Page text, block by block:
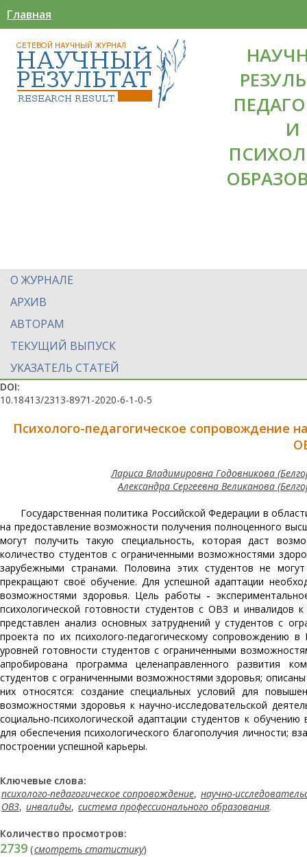
Главная
И
О ЖУРНАЛЕ
АРХИВ
АВТОРАМ
ТЕКУЩИЙ ВЫПУСК
УКАЗАТЕЛЬ СТАТЕЙ
DOI:
10.18413/2313-8971-2020-6-1-0-5
Психолого-педагогическое сопровождение
Лариса Владимировна Годовникова
Александра Сергеевна Великанова
Государственная политика Российской Федерации в
на предоставление возможности получения полноценного
могут получить такую специальность, которая даст
количество студентов с ограниченными возможностями
зарубежными странами. Половина этих студентов не
прекращают своё обучение. Для успешной адаптации
возможностями здоровья. Цель работы -
психологической готовности студентов с ОВЗ и инвалидов
представлен анализ основных затруднений у студентов с
проекта по их психолого-педагогическому сопровождению
уровней готовности студентов с ограниченными
апробирована программа целенаправленного развития
студентов с ограниченными возможностями здоровья;
них относятся: создание специальных условий для
возможностями здоровья к научно-исследовательской
социально-психологической адаптации студентов к
для обеспечения психологического благополучия личности;
построении успешной карьеры.
Ключевые слова:
психолого-педагогическое сопровождение, научно-
ОВЗ, инвалиды, система профессионального образования.
Количество просмотров:
2739 (смотреть статистику)